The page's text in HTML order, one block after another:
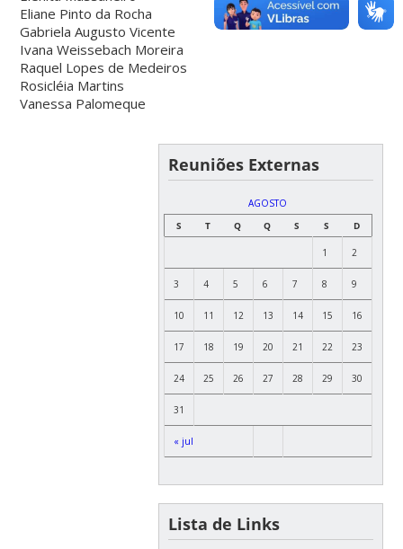
Eliane Pinto da Rocha
Gabriela Augusto Vicente
Ivana Weissebach Moreira
Raquel Lopes de Medeiros
Rosicléia Martins
Vanessa Palomeque
Reuniões Externas
AGOSTO
S
T Q Q S S D
« jul
1 2
3 4 5 6 7 8 9
10 11 12 13 14 15 16
17 18 19 20 21 22 23
24 25 26 27 28 29 30
31
Lista de Links